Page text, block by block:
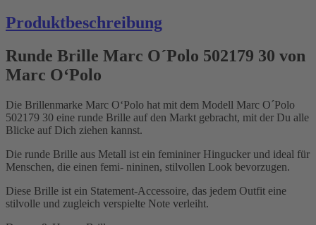
Produktbeschreibung
Runde Brille Marc O´Polo 502179 30 von
Marc O‘Polo
Die Brillenmarke Marc O‘Polo hat mit dem Modell Marc O´Polo
502179 30 eine runde Brille auf den Markt gebracht, mit der Du alle
Blicke auf Dich ziehen kannst.
Die runde Brille aus Metall ist ein femininer Hingucker und ideal für
Menschen, die einen femi- nininen, stilvollen Look bevorzugen.
Diese Brille ist ein Statement-Accessoire, das jedem Outfit eine
stilvolle und zugleich verspielte Note verleiht.